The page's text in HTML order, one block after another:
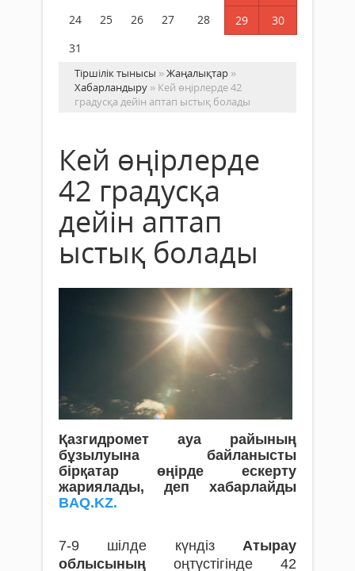
24
25 26 27 28 29
30
31
Тіршілік тынысы »Жаңалықтар »
Хабарландыру » Кей өңірлерде 42
градусқа дейін аптап ыстық болады
Кей өңірлерде
42 градусқа
дейін аптап
ыстық болады
Қазгидромет ауа райының
бұзылуына байланысты
бірқатар өңірде ескерту
жариялады, деп хабарлайды
BAQ.KZ.
7-9 шілде күндіз Атырау
облысының оңтүстігінде 42